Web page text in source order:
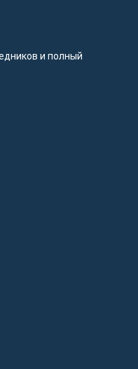
и полный